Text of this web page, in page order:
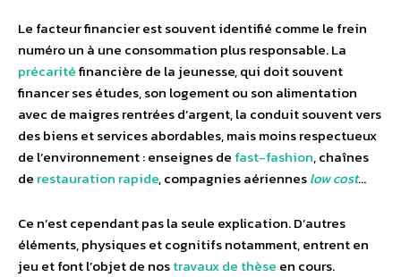
Le facteur financier est souvent identifié comme le frein
numéro un à une consommation plus responsable. La
précaritéfinancière de la jeunesse, qui doit souvent
financer ses études, son logement ou son alimentation
avec de maigres rentrées d’argent, la conduit souvent vers
des biens et services abordables, mais moins respectueux
de l’environnement : enseignes de fast-fashion, chaînes
de restauration rapide, compagnies aérienneslow cost…
Ce n’est cependant pas la seule explication. D’autres
éléments, physiques et cognitifs notamment, entrent en
jeu et font l’objet de nostravaux de thèse en cours.